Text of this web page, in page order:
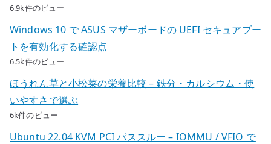
6.9k件のビュー
Windows 10 で ASUS マザーボードの UEFI セキュアブー
トを有効化する確認点
6.5k件のビュー
ほうれん草と小松菜の栄養比較 – 鉄分・カルシウム・使
いやすさで選ぶ
6k件のビュー
Ubuntu 22.04 KVM PCI パススルー – IOMMU / VFIO で